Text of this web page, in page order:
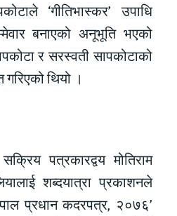
‘गीतिभास्कर’ उपाधि
बनाएको अनूभूति भएको
र सरस्वती सापकोटाको
थियो ।
पत्रकारद्वय मोतिराम
शब्दयात्रा प्रकाशनले
प्रधान कदरपत्र, २०७६’